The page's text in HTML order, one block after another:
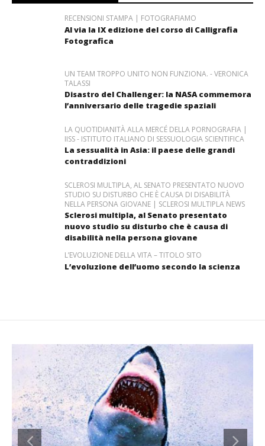
RECENSIONI STAMPA | FOTOGRAFIAMO
Al via la IX edizione del corso di Calligrafia
Fotografica
UN TEAM TROPPO UNITO NON FUNZIONA. - VERONICA
TALASSI
Disastro del Challenger: la NASA commemora
l’anniversario delle tragedie spaziali
LA QUOTIDIANITÀ ALLA MERCÉ DELLA PORNOGRAFIA |
IISS - ISTITUTO ITALIANO DI SESSUOLOGIA SCIENTIFICA
La sessualità in Asia: il paese delle grandi
contraddizioni
SCLEROSI MULTIPLA, AL SENATO PRESENTATO NUOVO
STUDIO SU DISTURBO CHE È CAUSA DI DISABILITÀ
NELLA PERSONA GIOVANE | SCLEROSI MULTIPLA NEWS
Sclerosi multipla, al Senato presentato
nuovo studio su disturbo che è causa di
disabilità nella persona giovane
L’EVOLUZIONE DELLA VITA – TITOLO SITO
L’evoluzione dell’uomo secondo la scienza